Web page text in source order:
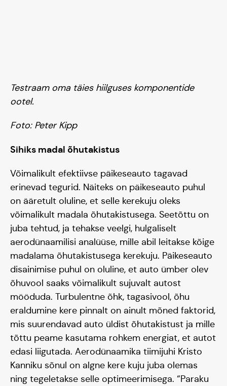
Testraam oma täies hiilguses komponentide
ootel.
Foto: Peter Kipp
Sihiks madal õhutakistus
Võimalikult efektiivse päikeseauto tagavad
erinevad tegurid. Näiteks on päikeseauto puhul
on ääretult oluline, et selle kerekuju oleks
võimalikult madala õhutakistusega. Seetõttu on
juba tehtud, ja tehakse veelgi, hulgaliselt
aerodünaamilisi analüüse, mille abil leitakse kõige
madalama õhutakistusega kerekuju. Päikeseauto
disainimise puhul on oluline, et auto ümber olev
õhuvool saaks võimalikult sujuvalt autost
mööduda. Turbulentne õhk, tagasivool, õhu
eraldumine kere pinnalt on ainult mõned faktorid,
mis suurendavad auto üldist õhutakistust ja mille
tõttu peame kasutama rohkem energiat, et autot
edasi liigutada. Aerodünaamika tiimijuhi Kristo
Kanniku sõnul on algne kere kuju juba olemas
ning tegeletakse selle optimeerimisega. “Paraku